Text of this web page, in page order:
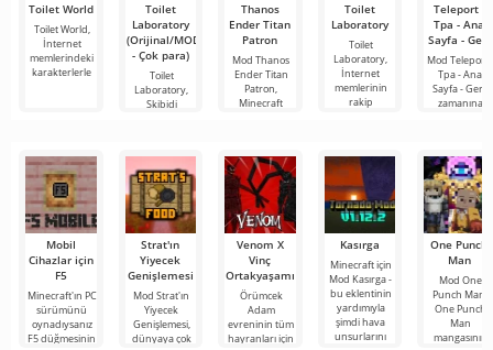
Toilet World
Toilet World,
İnternet
memlerindeki
karakterlerle
Toilet
Laboratory
(Orijinal/MOD
- Çok para)
Toilet
Laboratory,
Skibidi
Thanos
Ender Titan
Patron
Mod Thanos
Ender Titan
Patron,
Minecraft
Toilet
Laboratory
Toilet
Laboratory,
İnternet
memlerinin
rakip
Teleport -
Tpa - Ana
Sayfa - Geri
Mod Teleport -
Tpa - Ana
Sayfa - Geri,
zamanına
Mobil
Cihazlar için
F5
Minecraft'ın PC
sürümünü
oynadıysanız
F5 düğmesinin
Strat'ın
Yiyecek
Genişlemesi
Mod Strat'ın
Yiyecek
Genişlemesi,
dünyaya çok
Venom X
Vinç
Ortakyaşamı
Örümcek
Adam
evreninin tüm
hayranları için
Kasırga
Minecraft için
Mod Kasırga -
bu eklentinin
yardımıyla
şimdi hava
unsurlarını
One Punch
Man
Mod One
Punch Man,
One Punch
Man
mangasının